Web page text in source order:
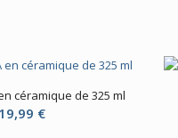
céramique de 325 ml
19,99 €